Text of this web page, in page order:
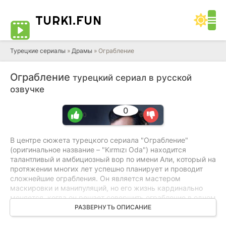
TURK1.FUN
Турецкие сериалы » Драмы » Ограбление
Ограбление турецкий сериал в русской
озвучке
0
0 0
В центре сюжета турецкого сериала "Ограбление"
(оригинальное название – "Kırmızı Oda") находится
талантливый и амбициозный вор по имени Али, который на
протяжении многих лет успешно планирует и проводит
сложнейшие ограбления. Он является мастером
маскировки и манипуляций, но его жизнь кардинально
меняется, когда он решает совершить ограбление в одном
из самых защищенных банков города. События начинают
развиваться стремительно, когда Али сталкивается с
РАЗВЕРНУТЬ ОПИСАНИЕ